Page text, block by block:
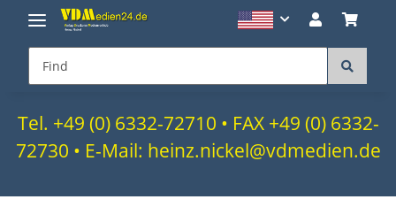
Tel. +49 (0) 6332-72710 • FAX +49 (0) 6332-
72730 • E-Mail: heinz.nickel@vdmedien.de